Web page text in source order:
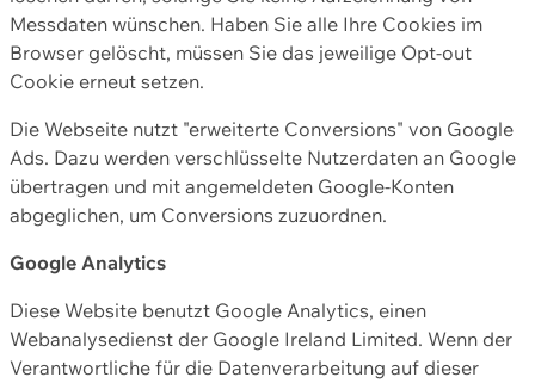
Messdaten wünschen. Haben Sie alle Ihre Cookies im
Browser gelöscht, müssen Sie das jeweilige Opt-out
Cookie erneut setzen.
Die Webseite nutzt "erweiterte Conversions" von Google
Ads. Dazu werden verschlüsselte Nutzerdaten an Google
übertragen und mit angemeldeten Google-Konten
abgeglichen, um Conversions zuzuordnen.
Google Analytics
Diese Website benutzt Google Analytics, einen
Webanalysedienst der Google Ireland Limited. Wenn der
Verantwortliche für die Datenverarbeitung auf dieser